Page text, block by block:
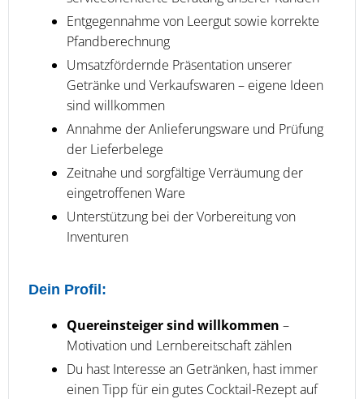
Entgegennahme von Leergut sowie korrekte
Pfandberechnung
Umsatzfördernde Präsentation unserer
Getränke und Verkaufswaren – eigene Ideen
sind willkommen
Annahme der Anlieferungsware und Prüfung
der Lieferbelege
Zeitnahe und sorgfältige Verräumung der
eingetroffenen Ware
Unterstützung bei der Vorbereitung von
Inventuren
Dein Profil:
Quereinsteiger sind willkommen –
Motivation und Lernbereitschaft zählen
Du hast Interesse an Getränken, hast immer
einen Tipp für ein gutes Cocktail-Rezept auf